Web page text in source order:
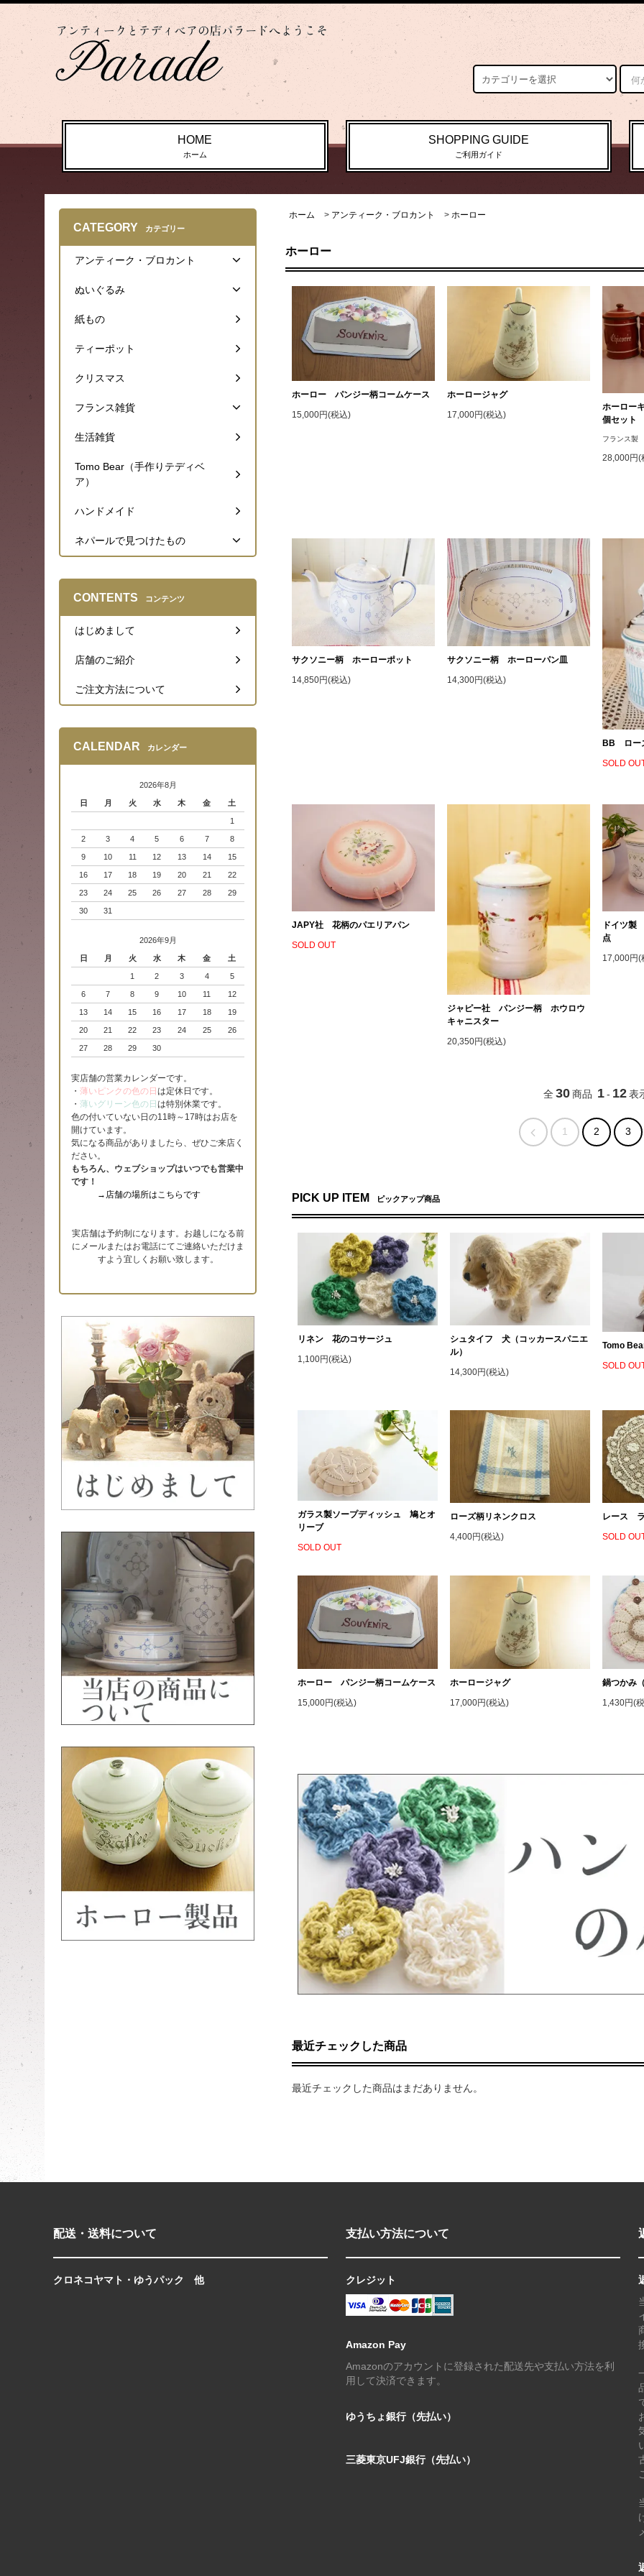
HOME
ホーム
SHOPPING GUIDE
ご利用ガイド
ホーム > アンティーク・ブロカント > ホーロー
ホーロー
ホーロー パンジー柄コームケース
15,000円(税込)
ホーロージャグ
17,000円(税込)
ホーロー
個セット
フランス製
28,000円(
サクソニー柄 ホーローポット
14,850円(税込)
サクソニー柄 ホーローパン皿
14,300円(税込)
BB ロー
SOLD
JAPY社 花柄のパエリアパン
SOLD OUT
ジャピー社 パンジー柄 ホウロウ
キャニスター
20,350円(税込)
ドイツ製
点
17,000円(
全30商品 1- 12表
1 2 3
PICK UP ITEM ピックアップ商品
リネン 花のコサージュ
1,100円(税込)
シュタイフ 犬（コッカースパニエ
ル）
14,300円(税込)
Tomo
SOLD
ガラス製ソープディッシュ 鳩とオ
リーブ
SOLD OUT
ローズ柄リネンクロス
4,400円(税込)
レース
SOLD
ホーロー パンジー柄コームケース
15,000円(税込)
ホーロージャグ
17,000円(税込)
鍋つかみ
1,430円(
最近チェックした商品
最近チェックした商品はまだありません。
CATEGORY カテゴリー
アンティーク・ブロカント
ぬいぐるみ
紙もの
ティーポット
クリスマス
フランス雑貨
生活雑貨
Tomo Bear（手作りテディベ
ア）
ハンドメイド
ネパールで見つけたもの
CONTENTS コンテンツ
はじめまして
店舗のご紹介
ご注文方法について
CALENDAR カレンダー
2026年8月
日 月 火 水 木 金 土
1
2 3 4 5 6 7 8
9 10 11 12 13 14 15
16 17 18 19 20 21 22
23 24 25 26 27 28 29
30 31
2026年9月
日 月 火 水 木 金 土
1 2 3 4 5
6 7 8 9 10 11 12
13 14 15 16 17 18 19
20 21 22 23 24 25 26
27 28 29 30
実店舗の営業カレンダーです。
・ 薄いピンクの色の日 は定休日です。
・ 薄いグリーン色の日 は特別休業です。
色の付いていない日の11時～17時はお店を
開けています。
気になる商品がありましたら、ぜひご来店く
ださい。
もちろん、ウェブショップはいつでも営業中
です！
→店舗の場所はこちらです
実店舗は予約制になります。お越しになる前
にメールまたはお電話にてご連絡いただけま
すよう宜しくお願い致します。
配送・送料について
クロネコヤマト・ゆうパック 他
支払い方法について
クレジット
Amazon Pay
Amazonのアカウントに登録された配送先や支払い方法を利
用して決済できます。
ゆうちょ銀行（先払い）
三菱東京UFJ銀行（先払い）